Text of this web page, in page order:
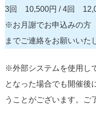
3回 10,500円 / 4回
※お月謝でお申込みの方
までご連絡をお願いいた
※外部システムを使用し
となった場合でも開催後
うことがございます。ご